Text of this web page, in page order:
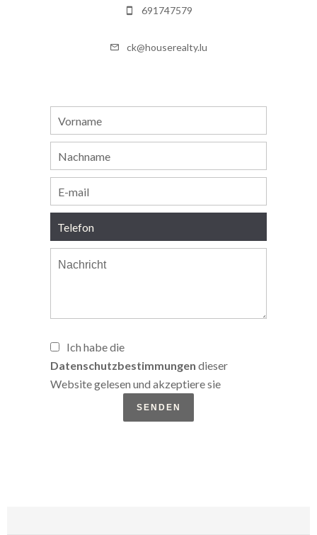
691747579
ck@houserealty.lu
Ich habe die
Datenschutzbestimmungen dieser
Website gelesen und akzeptiere sie
SENDEN